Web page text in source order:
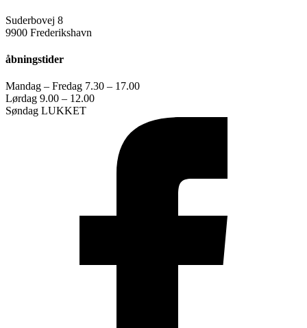
Suderbovej 8
9900 Frederikshavn
åbningstider
Mandag – Fredag 7.30 – 17.00
Lørdag 9.00 – 12.00
Søndag LUKKET